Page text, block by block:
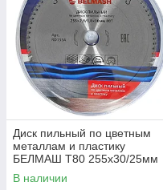
Диск пильный по цветным
металлам и пластику
БЕЛМАШ T80 255х30/25мм
RD153A
В наличии